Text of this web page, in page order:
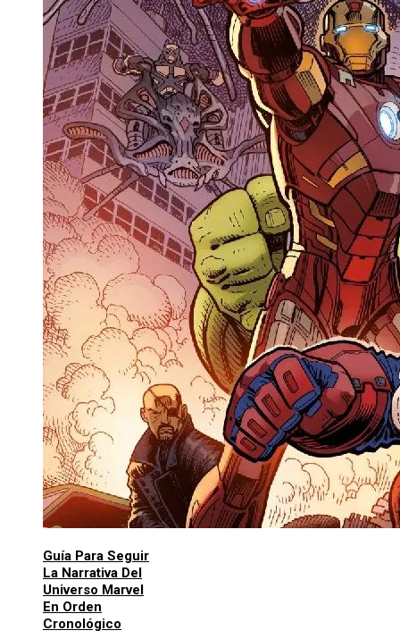
Guía Para Seguir
La Narrativa Del
Universo Marvel
En Orden
Cronológico